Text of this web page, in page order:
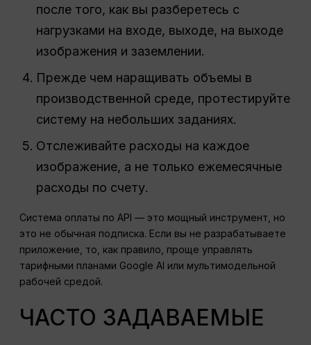
после того, как вы разберетесь с
нагрузками на входе, выходе, на выходе
изображения и заземлении.
Прежде чем наращивать объемы в
производственной среде, протестируйте
систему на небольших заданиях.
Отслеживайте расходы на каждое
изображение, а не только ежемесячные
расходы по счету.
Система оплаты по API — это мощный инструмент, но
это не обычная подписка. Если вы не разрабатываете
приложение, то, как правило, проще управлять
тарифными планами Google AI или мультимодельной
рабочей средой.
ЧАСТО ЗАДАВАЕМЫЕ